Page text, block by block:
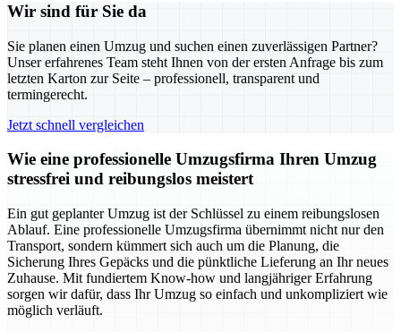
Wir sind für Sie da
Sie planen einen Umzug und suchen einen zuverlässigen Partner?
Unser erfahrenes Team steht Ihnen von der ersten Anfrage bis zum
letzten Karton zur Seite – professionell, transparent und
termingerecht.
Jetzt schnell vergleichen
Wie eine professionelle Umzugsfirma Ihren Umzug
stressfrei und reibungslos meistert
Ein gut geplanter Umzug ist der Schlüssel zu einem reibungslosen
Ablauf. Eine professionelle Umzugsfirma übernimmt nicht nur den
Transport, sondern kümmert sich auch um die Planung, die
Sicherung Ihres Gepäcks und die pünktliche Lieferung an Ihr neues
Zuhause. Mit fundiertem Know-how und langjähriger Erfahrung
sorgen wir dafür, dass Ihr Umzug so einfach und unkompliziert wie
möglich verläuft.